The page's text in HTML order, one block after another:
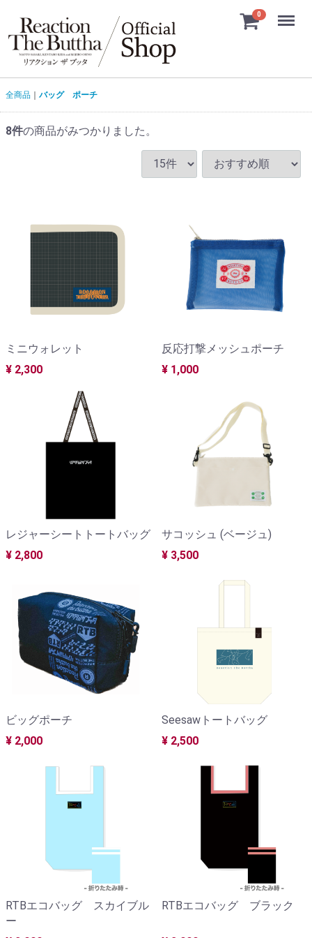
0 Menu
全商品 バッグ ポーチ
8件の商品がみつかりました。
ミニウォレット
¥ 2,300
反応打撃メッシュポーチ
¥ 1,000
レジャーシートトートバッグ
¥ 2,800
サコッシュ (ベージュ)
¥ 3,500
ビッグポーチ
¥ 2,000
Seesawトートバッグ
¥ 2,500
RTBエコバッグ スカイブル
ー
RTBエコバッグ ブラック